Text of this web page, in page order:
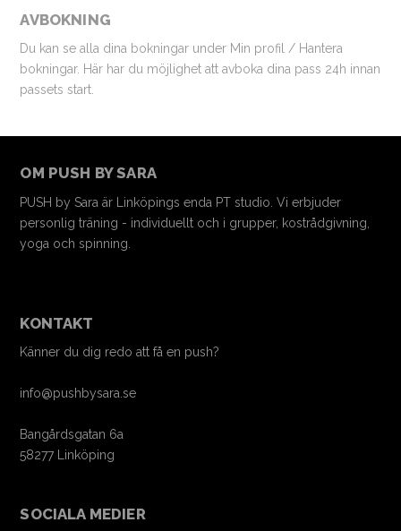
AVBOKNING
Du kan se alla dina bokningar under Min profil / Hantera
bokningar. Här har du möjlighet att avboka dina pass 24h innan
passets start.
OM PUSH BY SARA
PUSH by Sara är Linköpings enda PT studio. Vi erbjuder
personlig träning - individuellt och i grupper, kostrådgivning,
yoga och spinning.
KONTAKT
Känner du dig redo att få en push?
info@pushbysara.se
Bangårdsgatan 6a
58277 Linköping
SOCIALA MEDIER